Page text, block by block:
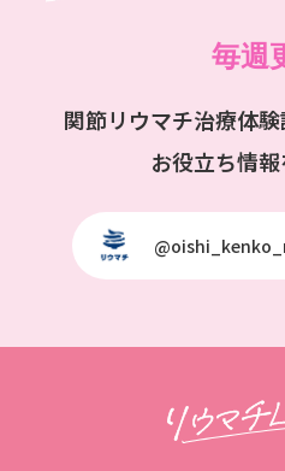
毎週
関節リウマチ治療体験
お役立ち情報